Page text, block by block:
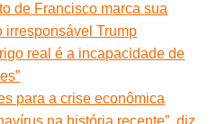
de Francisco marca sua
irresponsável Trump
real é a incapacidade de
para a crise econômica
na história recente”, diz